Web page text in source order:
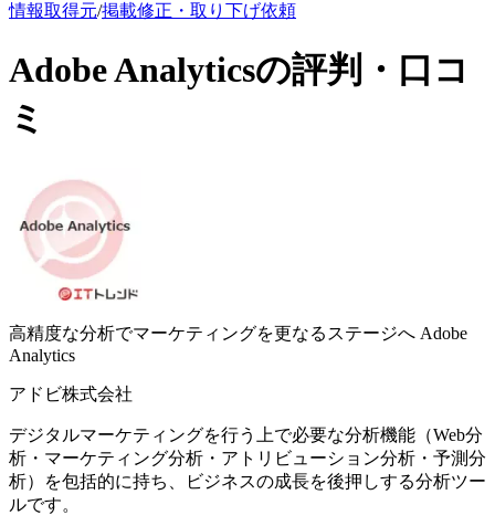
情報取得元/掲載修正・取り下げ依頼
Adobe Analyticsの評判・口コ
ミ
高精度な分析でマーケティングを更なるステージへ Adobe
Analytics
アドビ株式会社
デジタルマーケティングを行う上で必要な分析機能（Web分
析・マーケティング分析・アトリビューション分析・予測分
析）を包括的に持ち、ビジネスの成長を後押しする分析ツー
ルです。